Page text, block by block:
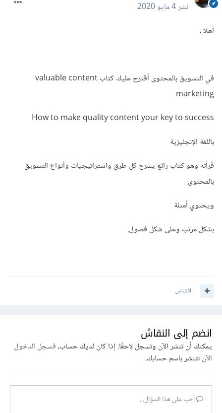
نشر4 مايو 2020
أهلا ،
في التسويق بالمحتوى أقترح عليك كتاب valuable content
marketing
How to make quality content your key to success
باللغة الإنجليزية
قرأته وهو كتاب رائع يشرح كل طرق واستراتيجيات وأنواع التسويق
بالمحتوى
ويحتوي أمثلة
بشكل مرتب وعلى شكل فصول.
اقتباس
انضم إلى النقاش
يمكنك أن تنشر الآن وتسجل لاحقًا. إذا كان لديك حساب،فسجل الدخول
الآنلتنشر باسم حسابك.
أجب على هذا السؤال...